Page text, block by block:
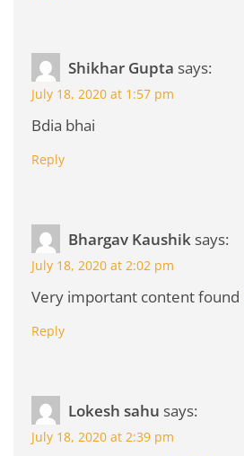
Shikhar Gupta says:
July 18, 2020 at 1:57 pm
Bdia bhai
Reply
Bhargav Kaushik says:
July 18, 2020 at 2:02 pm
Very important content found
Reply
Lokesh sahu says:
July 18, 2020 at 2:39 pm